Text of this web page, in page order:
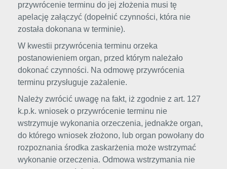
przywrócenie terminu do jej złożenia musi tę
apelację załączyć (dopełnić czynności, która nie
została dokonana w terminie).
W kwestii przywrócenia terminu orzeka
postanowieniem organ, przed którym należało
dokonać czynności. Na odmowę przywrócenia
terminu przysługuje zażalenie.
Należy zwrócić uwagę na fakt, iż zgodnie z art. 127
k.p.k. wniosek o przywrócenie terminu nie
wstrzymuje wykonania orzeczenia, jednakże organ,
do którego wniosek złożono, lub organ powołany do
rozpoznania środka zaskarżenia może wstrzymać
wykonanie orzeczenia. Odmowa wstrzymania nie